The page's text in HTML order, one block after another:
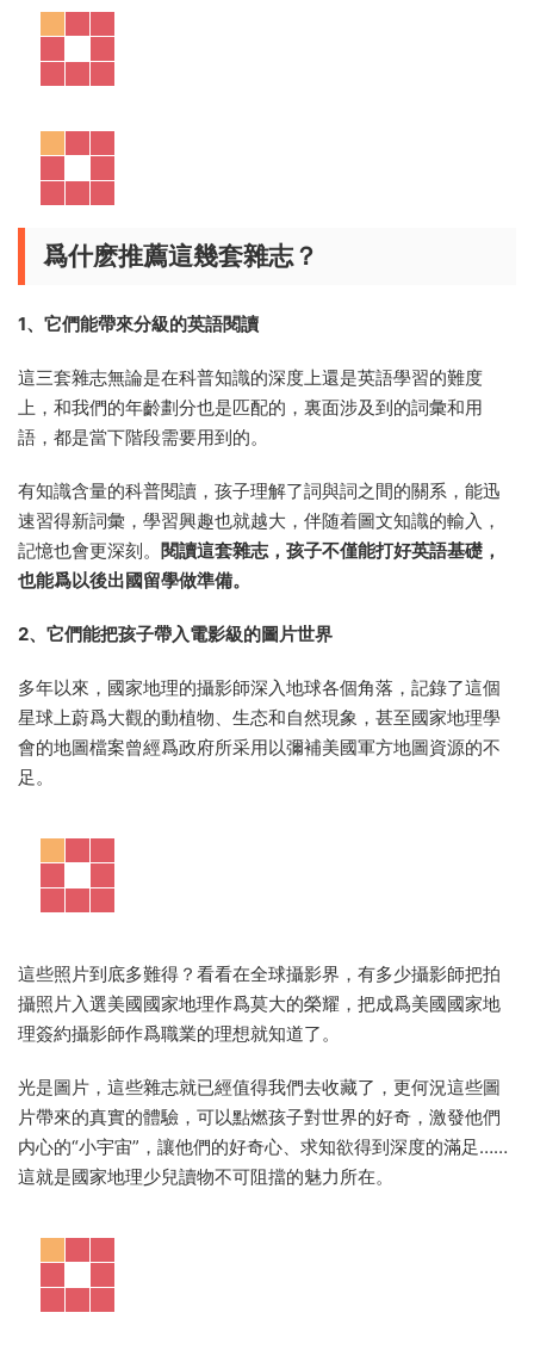
爲什麽推薦這幾套雜志？
1、它們能帶來分級的英語閱讀
這三套雜志無論是在科普知識的深度上還是英語學習的難度
上，和我們的年齡劃分也是匹配的，裏面涉及到的詞彙和用
語，都是當下階段需要用到的。
有知識含量的科普閱讀，孩子理解了詞與詞之間的關系，能迅
速習得新詞彙，學習興趣也就越大，伴随着圖文知識的輸入，
記憶也會更深刻。 閱讀這套雜志，孩子不僅能打好英語基礎，
也能爲以後出國留學做準備。
2、它們能把孩子帶入電影級的圖片世界
多年以來，國家地理的攝影師深入地球各個角落，記錄了這個
星球上蔚爲大觀的動植物、生态和自然現象，甚至國家地理學
會的地圖檔案曾經爲政府所采用以彌補美國軍方地圖資源的不
足。
這些照片到底多難得？看看在全球攝影界，有多少攝影師把拍
攝照片入選美國國家地理作爲莫大的榮耀，把成爲美國國家地
理簽約攝影師作爲職業的理想就知道了。
光是圖片，這些雜志就已經值得我們去收藏了，更何況這些圖
片帶來的真實的體驗，可以點燃孩子對世界的好奇，激發他們
内心的“小宇宙”，讓他們的好奇心、求知欲得到深度的滿足……
這就是國家地理少兒讀物不可阻擋的魅力所在。